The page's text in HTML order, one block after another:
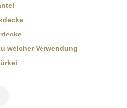
welcher Verwendung